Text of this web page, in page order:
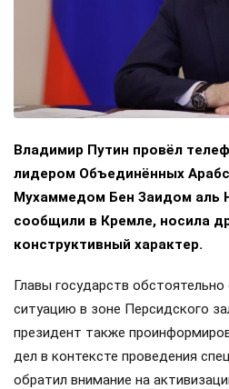
Владимир Путин провёл
лидером Объединённых
Мухаммедом Бен Заидом аль
сообщили в Кремле, носила
конструктивный характер.
Главы государств
ситуацию в зоне Персидского
президент также
дел в контексте проведения
обратил внимание на